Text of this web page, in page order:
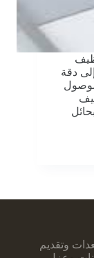
دقة
وتقديم